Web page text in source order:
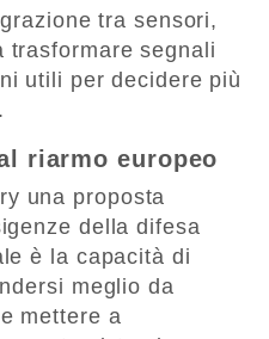
tra sensori,
trasformare segnali
utili per decidere più
riarmo europeo
una proposta
della difesa
è la capacità di
meglio da
mettere a